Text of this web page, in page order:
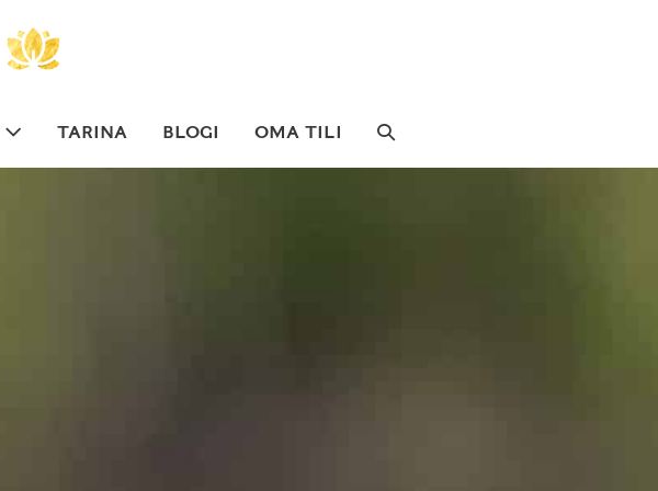
TARINA BLOGI OMA TILI
SEARCH